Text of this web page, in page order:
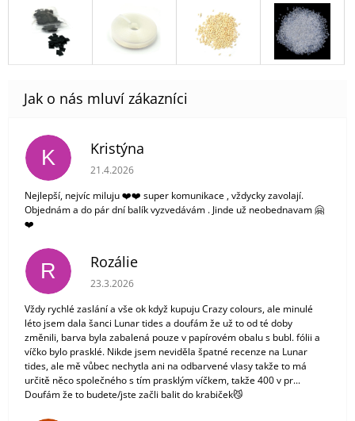
K Kristýna
Hodnocení obchodu je 5 z 5 hvězdiček.
21.4.2026
Nejlepší, nejvíc miluju ❤️❤️ super komunikace , vždycky zavolají.
Objednám a do pár dní balík vyzvedávám . Jinde už neobednavam 🤗
❤️
R Rozálie
Hodnocení obchodu je 3 z 5 hvězdiček.
23.3.2026
Vždy rychlé zaslání a vše ok když kupuju Crazy colours, ale minulé
léto jsem dala šanci Lunar tides a doufám že už to od té doby
změnili, barva byla zabalená pouze v papírovém obalu s bubl. fólii a
víčko bylo prasklé. Nikde jsem neviděla špatné recenze na Lunar
tides, ale mě vůbec nechytla ani na odbarvené vlasy takže to má
určitě něco společného s tím prasklým víčkem, takže 400 v pr...
Doufám že to budete/jste začli balit do krabiček😼